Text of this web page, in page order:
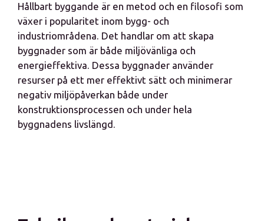
Hållbart byggande är en metod och en filosofi som
växer i popularitet inom bygg- och
industriområdena. Det handlar om att skapa
byggnader som är både miljövänliga och
energieffektiva. Dessa byggnader använder
resurser på ett mer effektivt sätt och minimerar
negativ miljöpåverkan både under
konstruktionsprocessen och under hela
byggnadens livslängd.